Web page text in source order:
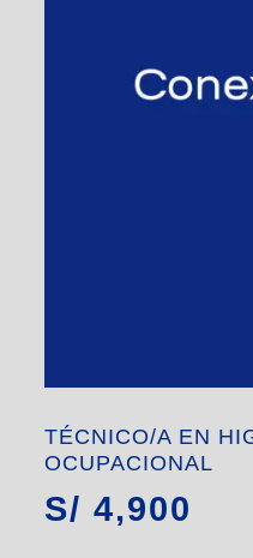
TÉCNICO/A EN
OCUPACIONAL
S/ 4,900